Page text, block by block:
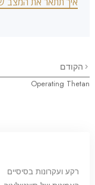
הקודם
Operating Thetan
רקע ועקרונות בסיסיים